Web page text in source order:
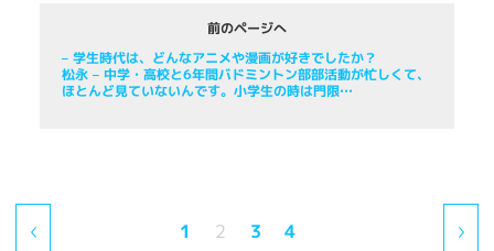
前のページへ
– 学生時代は、どんなアニメや漫画が好きでしたか？
松永 – 中学・高校と6年間バドミントン部部活動が忙しくて、
ほとんど見ていないんです。小学生の時は門限…
1 2 3 4